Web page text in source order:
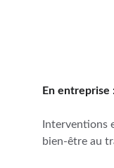
Interventions
bien-être au
En entreprise